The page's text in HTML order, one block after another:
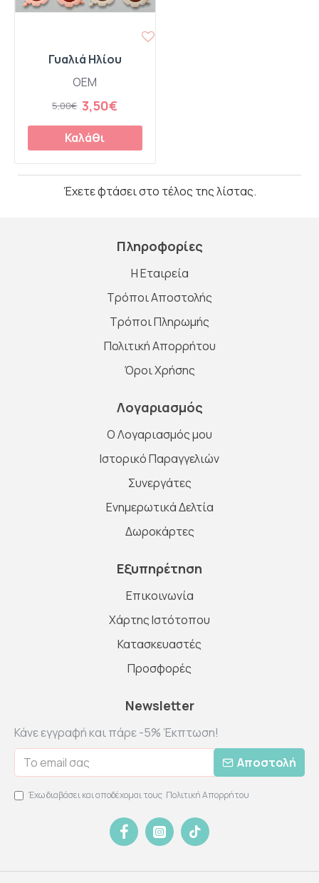
OEM
Γυαλιά Ηλίου
3,50€
5,00€
Καλάθι
Έχετε φτάσει στο τέλος της λίστας.
Πληροφορίες
Η Εταιρεία
Τρόποι Αποστολής
Τρόποι Πληρωμής
Πολιτική Απορρήτου
Όροι Χρήσης
Λογαριασμός
O Λογαριασμός μου
Ιστορικό Παραγγελιών
Συνεργάτες
Ενημερωτικά Δελτία
Δωροκάρτες
Εξυπηρέτηση
Επικοινωνία
Χάρτης Ιστότοπου
Κατασκευαστές
Προσφορές
Newsletter
Κάνε εγγραφή και πάρε -5% Έκπτωση!
Αποστολή
Έχω διαβάσει και αποδέχομαι τους Πολιτική Απορρήτου